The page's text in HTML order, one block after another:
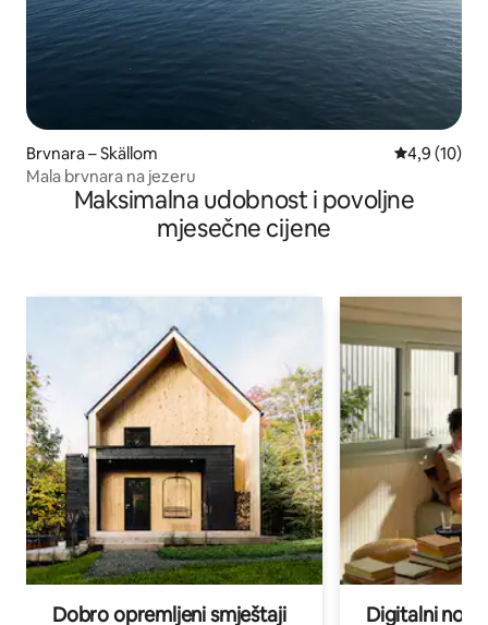
Brvnara – Skällom Prosječna
4,9 (10)
Mala brvnara na jezeru
Maksimalna udobnost i povoljne
mjesečne cijene
Dobro opremljeni smještaji Digitalni